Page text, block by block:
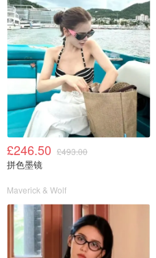
£246.50 £493.00
拼色墨镜
Maverick & Wolf